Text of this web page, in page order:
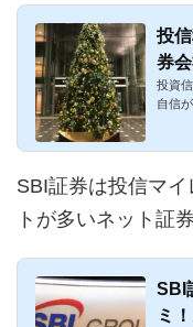
投
券
投資
自信
SBI証券は投信マ
トが多いネット証
SBI
ミ